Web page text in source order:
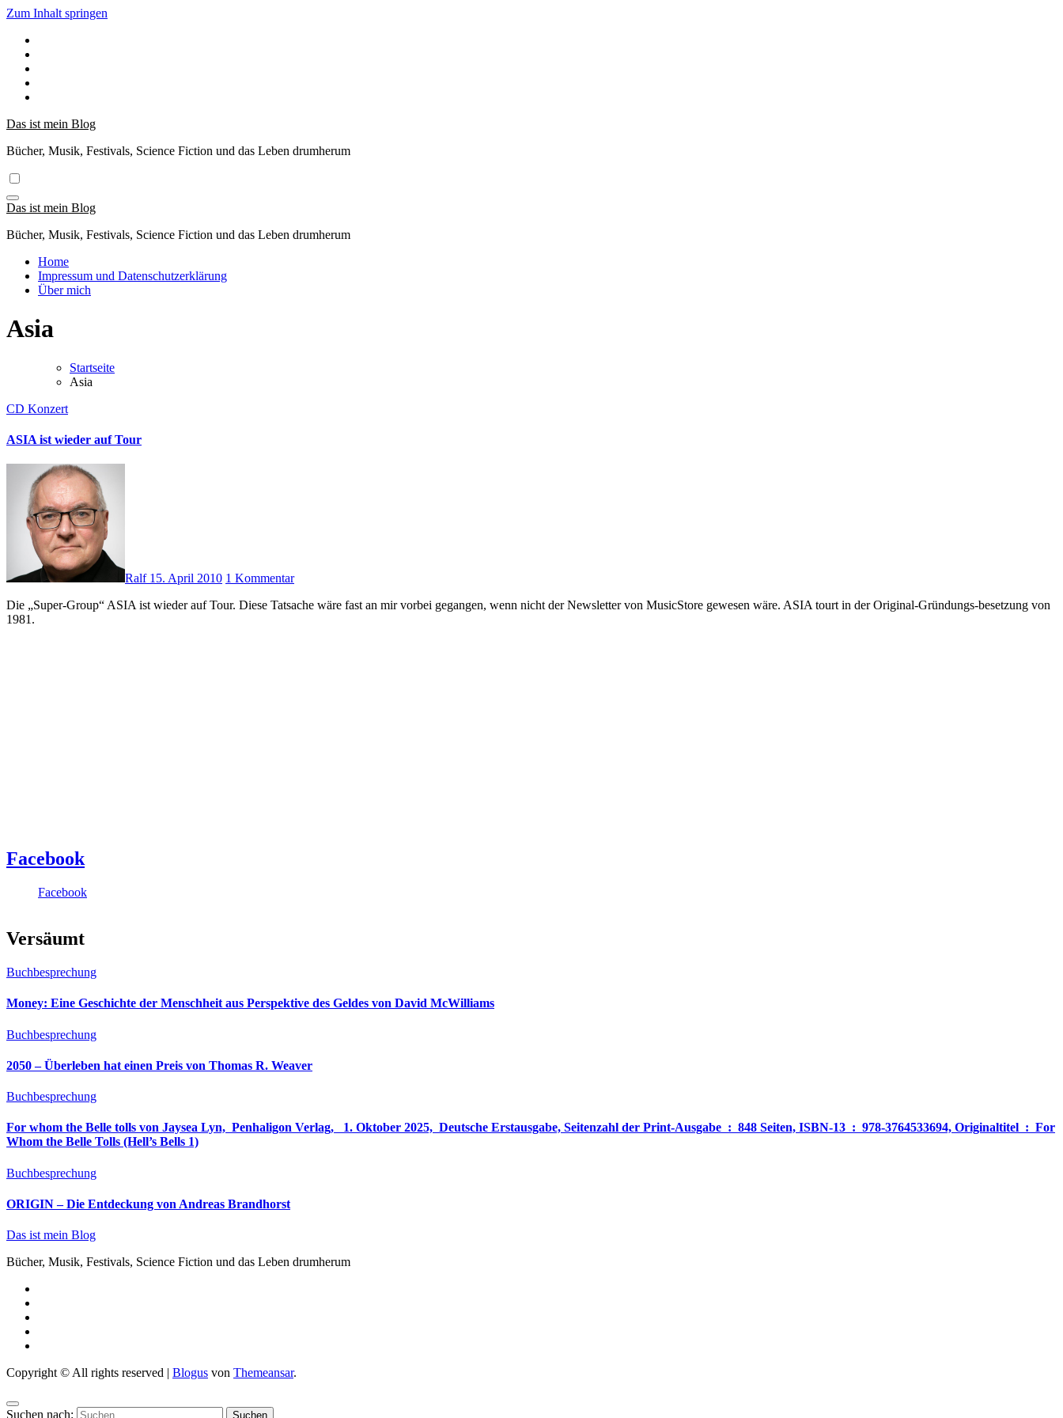
Zum Inhalt springen
Das ist mein Blog
Bücher, Musik, Festivals, Science Fiction und das Leben drumherum
Das ist mein Blog
Bücher, Musik, Festivals, Science Fiction und das Leben drumherum
Home
Impressum und Datenschutzerklärung
Über mich
Asia
Startseite
Asia
CD Konzert
ASIA ist wieder auf Tour
Ralf 15. April 2010 1 Kommentar
Die „Super-Group“ ASIA ist wieder auf Tour. Diese Tatsache wäre fast an mir vorbei gegangen, wenn nicht der Newsletter von MusicStore gewesen wäre. ASIA tourt in der Original-Gründungs-besetzung von
1981.
Facebook
Facebook
Versäumt
Buchbesprechung
Money: Eine Geschichte der Menschheit aus Perspektive des Geldes von David McWilliams
Buchbesprechung
2050 – Überleben hat einen Preis von Thomas R. Weaver
Buchbesprechung
For whom the Belle tolls von Jaysea Lyn, ‎ Penhaligon Verlag, ‎ 1. Oktober 2025, ‎ Deutsche Erstausgabe, Seitenzahl der Print-Ausgabe ‏ : ‎ 848 Seiten, ISBN-13 ‏ : ‎ 978-3764533694, Originaltitel ‏ : ‎ For
Whom the Belle Tolls (Hell’s Bells 1)
Buchbesprechung
ORIGIN – Die Entdeckung von Andreas Brandhorst
Das ist mein Blog
Bücher, Musik, Festivals, Science Fiction und das Leben drumherum
Copyright © All rights reserved | Blogus von Themeansar.
Suchen nach: